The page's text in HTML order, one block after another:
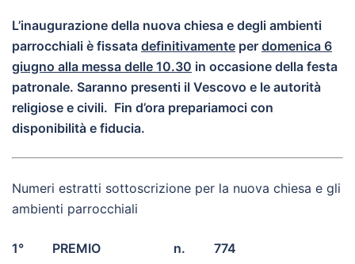
L’inaugurazione della nuova chiesa e degli ambienti
parrocchiali è fissata definitivamente per domenica 6
giugno alla messa delle 10.30 in occasione della festa
patronale. Saranno presenti il Vescovo e le autorità
religiose e civili. Fin d’ora prepariamoci con
disponibilità e fiducia.
Numeri estratti sottoscrizione per la nuova chiesa e gli
ambienti parrocchiali
1° PREMIO n. 774